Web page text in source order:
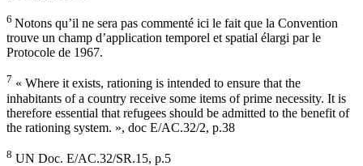
6 Notons qu’il ne sera pas commenté ici le fait que la Convention
trouve un champ d’application temporel et spatial élargi par le
Protocole de 1967.
7 « Where it exists, rationing is intended to ensure that the
inhabitants of a country receive some items of prime necessity. It is
therefore essential that refugees should be admitted to the benefit of
the rationing system. », doc E/AC.32/2, p.38
8 UN Doc. E/AC.32/SR.15, p.5